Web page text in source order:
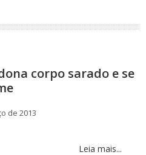
corpo sarado e se
de 2013
Leia mais...